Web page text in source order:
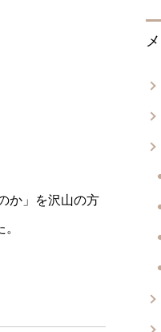
か」を沢山の方